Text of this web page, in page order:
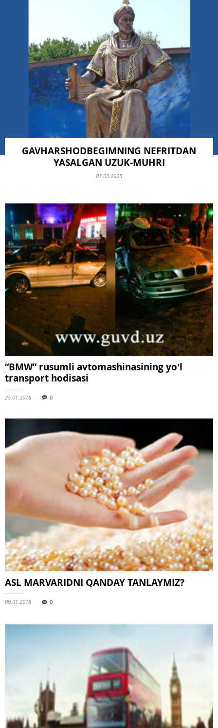
GAVHARSHODBEGIMNING NEFRITDAN
YASALGAN UZUK-MUHRI
03.03.2025
“BMW” rusumli avtomashinasining yoʻl
transport hodisasi
25.01.2018 0
ASL MARVARIDNI QANDAY TANLAYMIZ?
09.01.2018 0